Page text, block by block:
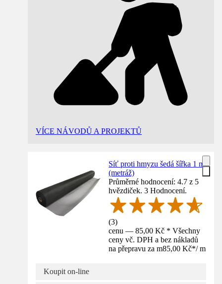
VÍCE NÁVODŮ A PROJEKTŮ
Síť proti hmyzu šedá šířka 1 m
(metráž)
Průměrné hodnocení: 4.7 z 5
hvězdiček. 3 Hodnocení.
(3)
cenu — 85,00 Kč * Všechny
ceny vč. DPH a bez nákladů
na přepravu za m85,00 Kč*/ m
Koupit on-line